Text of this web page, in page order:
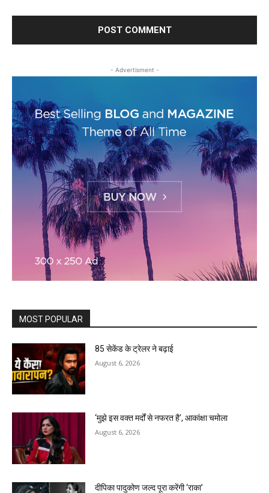
- Advertisment -
MOST POPULAR
85 सेकेंड के ट्रेलर ने बढ़ाई
August 6, 2026
‘मुझे इस वक्त मर्दों से नफरत है’, आकांक्षा चमोला
August 6, 2026
दीपिका पादुकोण जल्द पूरा करेंगी ‘राका’